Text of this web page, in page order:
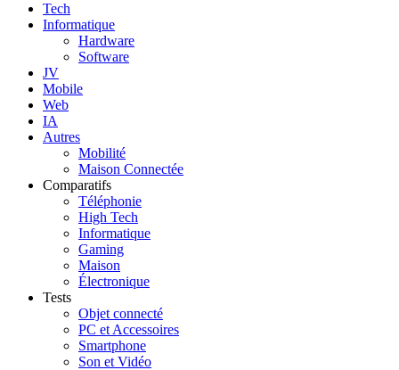
Tech
Informatique
Hardware
Software
JV
Mobile
Web
IA
Autres
Mobilité
Maison Connectée
Comparatifs
Téléphonie
High Tech
Informatique
Gaming
Maison
Électronique
Tests
Objet connecté
PC et Accessoires
Smartphone
Son et Vidéo